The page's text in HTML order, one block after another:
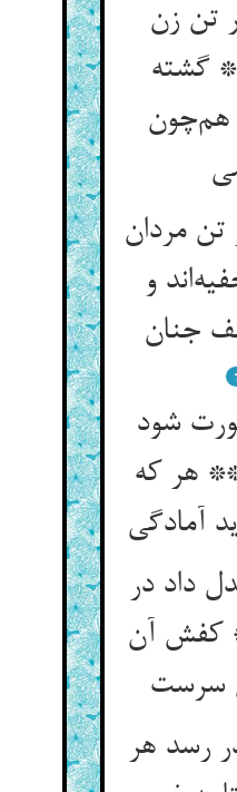
تن زن
گشته
هم‌چون
تن مردان
و
شود
هر که
داد در
آن
رسد هر